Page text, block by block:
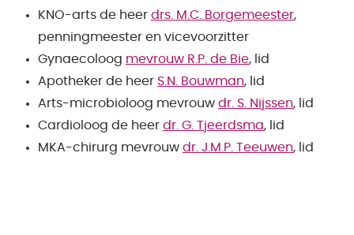
KNO-arts de heer drs. M.C. Borgemeester,
penningmeester en vicevoorzitter
Gynaecoloog mevrouw R.P. de Bie, lid
Apotheker de heer S.N. Bouwman, lid
Arts-microbioloog mevrouw dr. S. Nijssen, lid
Cardioloog de heer dr. G. Tjeerdsma, lid
MKA-chirurg mevrouw dr. J.M.P. Teeuwen, lid